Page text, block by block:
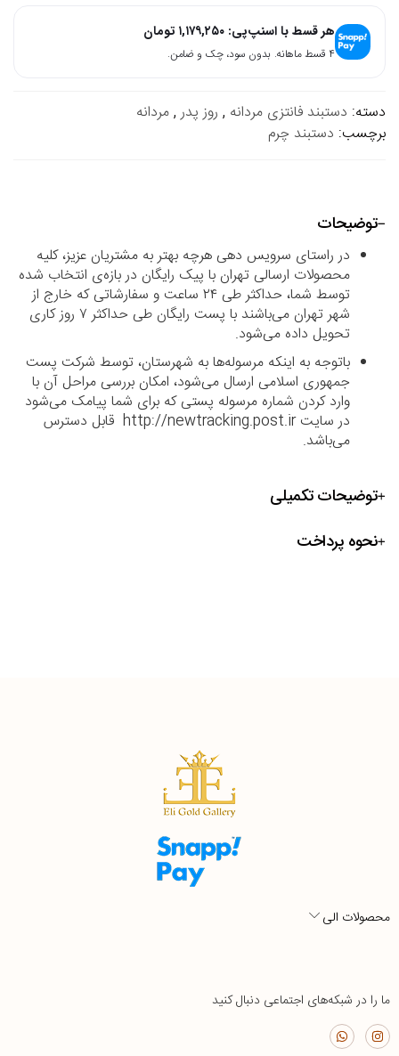
هر قسط با اسنپ‌پی: ۱,۱۷۹,۲۵۰ تومان
۴ قسط ماهانه. بدون سود، چک و ضامن.
دسته: دستبند فانتزی مردانه , روز پدر ,مردانه
برچسب: دستبند چرم
توضیحات
در راستای سرویس دهی هرچه بهتر به مشتریان عزیز، کلیه
محصولات ارسالی تهران با پیک رایگان در بازه‌ی انتخاب شده
توسط شما، حداکثر طی ۲۴ ساعت و سفارشاتی که خارج از
شهر تهران می‌باشند با پست رایگان طی حداکثر ۷ روز کاری
تحویل داده می‌شود.
باتوجه به اینکه مرسوله‌ها به شهرستان، توسط شرکت پست
جمهوری اسلامی ارسال می‌شود، امکان بررسی مراحل آن با
وارد کردن شماره مرسوله پستی که برای شما پیامک می‌شود
در سایت http://newtracking.post.ir قابل دسترس
می‌باشد.
توضیحات تکمیلی
نحوه پرداخت
محصولات الی
ما را در شبکه‌های اجتماعی دنبال کنید